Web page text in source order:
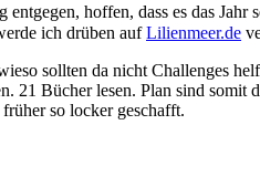
hoffen, dass es das
ich drüben aufLilienmeer.de
sollten da nicht Challenges
21 Bücher lesen. Plan sind
so locker geschafft.